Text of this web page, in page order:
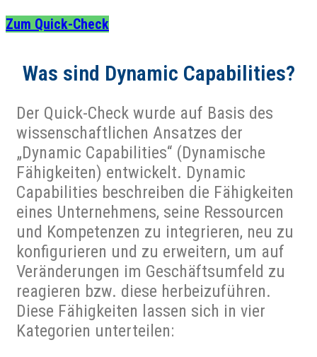
Zum Quick-Check
Was sind Dynamic Capabilities?
Der Quick-Check wurde auf Basis des
wissenschaftlichen Ansatzes der
„Dynamic Capabilities“ (Dynamische
Fähigkeiten) entwickelt. Dynamic
Capabilities beschreiben die Fähigkeiten
eines Unternehmens, seine Ressourcen
und Kompetenzen zu integrieren, neu zu
konfigurieren und zu erweitern, um auf
Veränderungen im Geschäftsumfeld zu
reagieren bzw. diese herbeizuführen.
Diese Fähigkeiten lassen sich in vier
Kategorien unterteilen: